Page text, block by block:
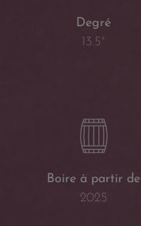
Degré
13.5°
Boire à partir de
2025